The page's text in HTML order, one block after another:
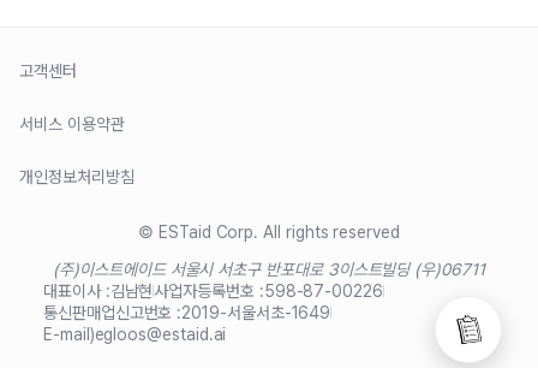
고객센터
서비스 이용약관
개인정보처리방침
© ESTaid Corp. All rights reserved
(주)이스트에이드 서울시 서초구 반포대로 3이스트빌딩 (우)06711
대표이사 :김남현사업자등록번호 :598-87-00226
통신판매업신고번호 :2019-서울서초-1649
E-mail)egloos@estaid.ai